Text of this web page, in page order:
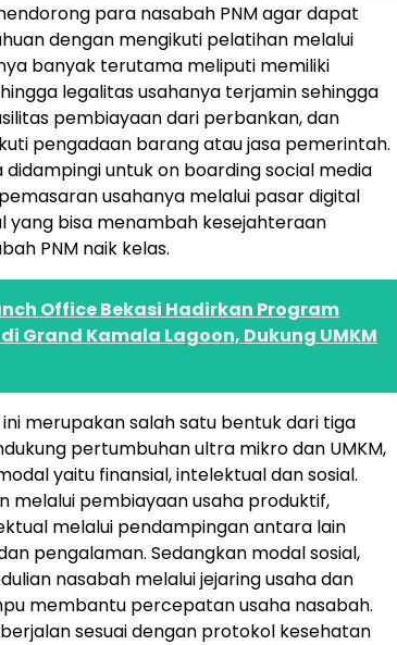
para nasabah PNM agar dapat
dengan mengikuti pelatihan melalui
banyak terutama meliputi memiliki
legalitas usahanya terjamin sehingga
pembiayaan dari perbankan, dan
pengadaan barang atau jasa pemerintah.
didampingi untuk on boarding social media
usahanya melalui pasar digital
yang bisa menambah kesejahteraan
PNM naik kelas.
Office Bekasi Hadirkan Program
Grand Kamala Lagoon, Dukung UMKM
merupakan salah satu bentuk dari tiga
pertumbuhan ultra mikro dan UMKM,
yaitu finansial, intelektual dan sosial.
melalui pembiayaan usaha produktif,
melalui pendampingan antara lain
pengalaman. Sedangkan modal sosial,
nasabah melalui jejaring usaha dan
membantu percepatan usaha nasabah.
sesuai dengan protokol kesehatan